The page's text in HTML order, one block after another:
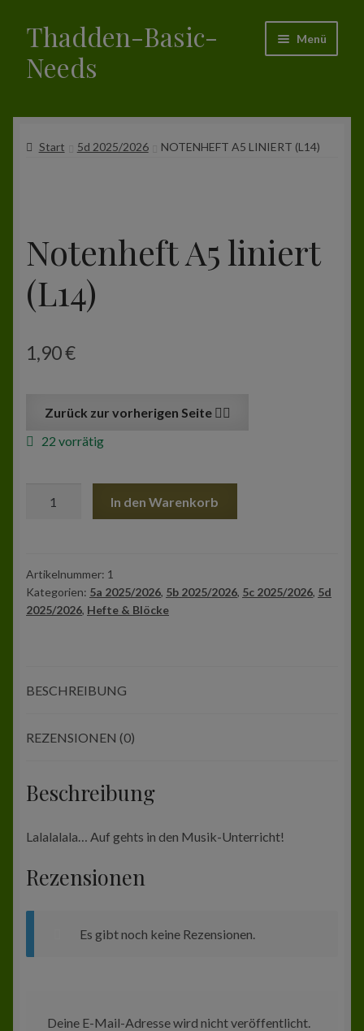
Zur
Navigation
springen
Zum
Inhalt
springen
Thadden-Basic-
Needs
Menü
Das ist Thadden-Basic-Needs (TBN)
Allgemeine Geschäftsbedingungen
Warenkorb
Zur Kasse
Mein Konto
Start 5d 2025/2026 NOTENHEFT A5 LINIERT (L14)
Notenheft A5 liniert
(L14)
1,90€
22 vorrätig
Menge
In den Warenkorb
Artikelnummer: 1
Kategorien: 5a 2025/2026, 5b 2025/2026, 5c 2025/2026, 5d
2025/2026, Hefte & Blöcke
BESCHREIBUNG
REZENSIONEN (0)
Beschreibung
Lalalalala… Auf gehts in den Musik-Unterricht!
Rezensionen
Es gibt noch keine Rezensionen.
Deine E-Mail-Adresse wird nicht veröffentlicht.